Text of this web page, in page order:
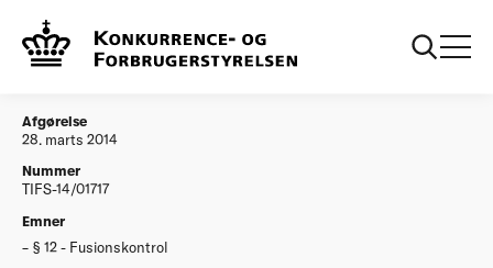
Afgørelser
Pensionskassen for Socialraadgivere og
Socialpaedagoger
Afgørelse
28. marts 2014
Nummer
TIFS-14/01717
Emner
§ 12 - Fusionskontrol